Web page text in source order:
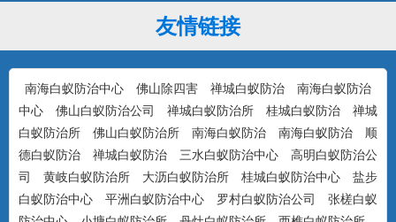
康宇·白浪15%吡虫啉悬浮剂（白蚁
药）
防治对象：装修预防、活蚁杀灭、树木防
治...
美国百户泰2.5%联苯菊酯悬浮剂
产品特点：美国富美实公司出品，无刺激
友情链接
南海白蚁防治中心 佛山除四害 禅城白蚁防治
南海白蚁防治
中心
佛山白蚁防治公司 禅城白蚁防治所 桂城白蚁防治
禅城
白蚁防治所
佛山白蚁防治所 南海白蚁防治 南海白蚁防治
顺
德白蚁防治
禅城白蚁防治 三水白蚁防治中心
高明白蚁防治公
司
黄岐白蚁防治所 大沥白蚁防治所 桂城白蚁防治中心
盐步
白蚁防治中心
平洲白蚁防治中心 罗村白蚁防治公司
张槎白蚁